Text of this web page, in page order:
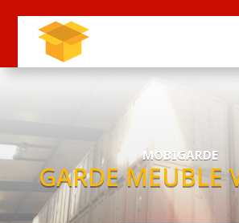
MOBIGARDE
GARDE MEUBLE